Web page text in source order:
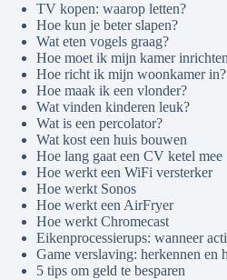
TV kopen: waarop letten?
Hoe kun je beter slapen?
Wat eten vogels graag?
Hoe moet ik mijn kamer
Hoe richt ik mijn woonkamer in?
Hoe maak ik een vlonder?
Wat vinden kinderen leuk?
Wat is een percolator?
Wat kost een huis bouwen
Hoe lang gaat een CV ketel mee
Hoe werkt een WiFi versterker
Hoe werkt Sonos
Hoe werkt een AirFryer
Hoe werkt Chromecast
Eikenprocessierups: wanneer
Game verslaving: herkennen en
5 tips om geld te besparen